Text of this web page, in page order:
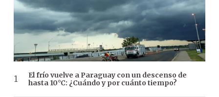
El frío vuelve a Paraguay con un descenso de
hasta 10°C: ¿Cuándo y por cuánto tiempo?